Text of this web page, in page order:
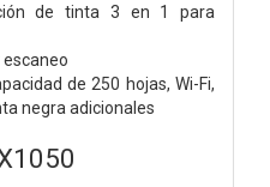
de tinta 3 en 1 para
de 250 hojas, Wi-Fi,
negra adicionales